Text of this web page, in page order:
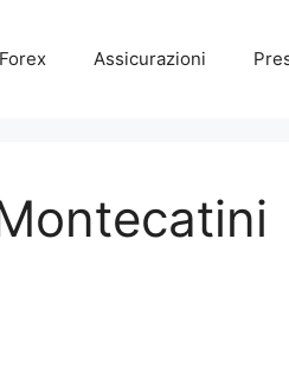
Forex Assicurazioni